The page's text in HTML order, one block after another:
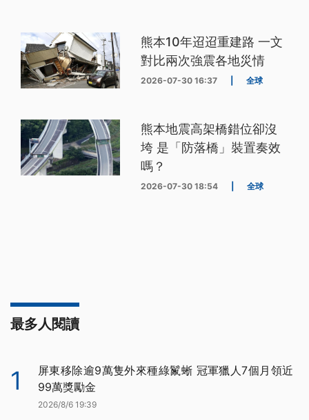
熊本10年迢迢重建路 一文
對比兩次強震各地災情
2026-07-30 16:37 全球
熊本地震高架橋錯位卻沒
垮 是「防落橋」裝置奏效
嗎？
2026-07-30 18:54 全球
最多人閱讀
1
屏東移除逾9萬隻外來種綠鬣蜥 冠軍獵人7個月領近
99萬獎勵金
2026/8/6 19:39